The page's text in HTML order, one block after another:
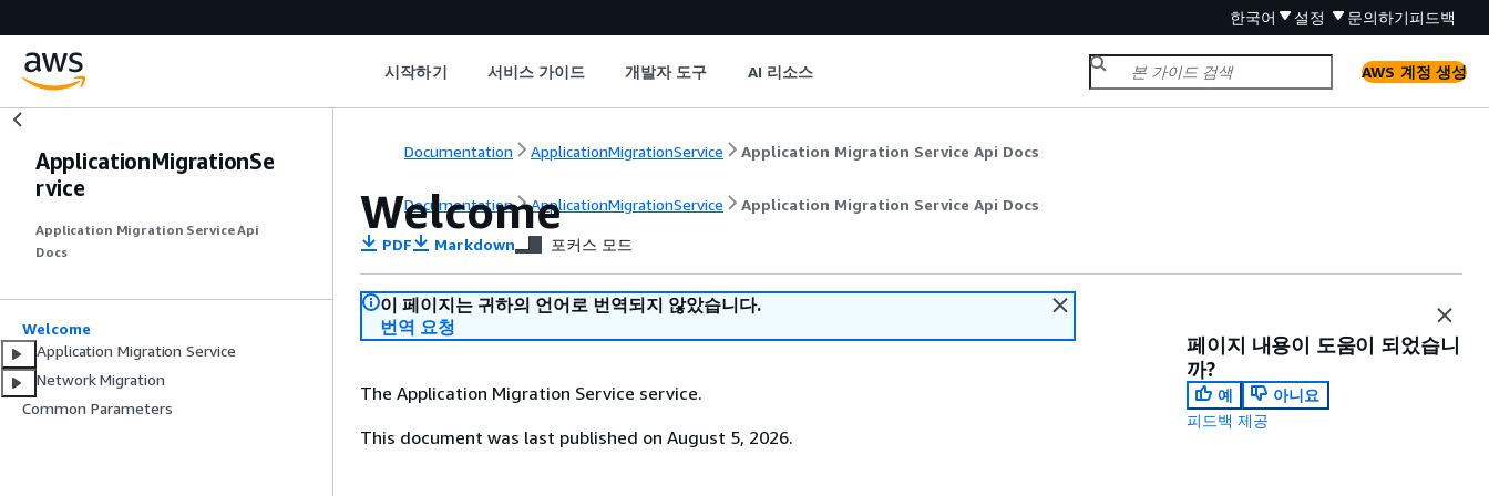
한국어 설정 문의하기피드백
시작하기 서비스 가이드 개발자 도구 AI 리소스 AWS 계정 생성
ApplicationMigrationSe
rvice
Application Migration Service Api
Docs
Welcome
Application Migration Service
Network Migration
Common Parameters
Documentation ApplicationMigrationService Application Migration Service Api Docs
Documentation ApplicationMigrationService Application Migration Service Api Docs
Welcome
PDF Markdown 포커스 모드
이 페이지는 귀하의 언어로 번역되지 않았습니다.
번역 요청
The Application Migration Service service.
This document was last published on August 5, 2026.
페이지 내용이 도움이 되었습니
까?
예
아니요
피드백 제공